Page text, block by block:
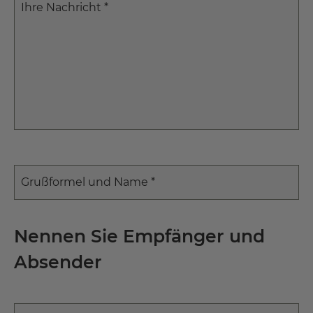
Ihre Nachricht *
Grußformel und Name *
Nennen Sie Empfänger und
Absender